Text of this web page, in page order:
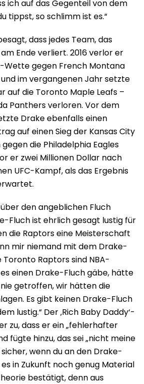
ich auf das Gegenteil von dem
tippst, so schlimm ist es.“
dass jedes Team, das
Ende verliert. 2016 verlor er
Wette gegen French Montana
und im vergangenen Jahr setzte
auf die Toronto Maple Leafs –
Panthers verloren. Vor dem
Drake ebenfalls einen
auf einen Sieg der Kansas City
die Philadelphia Eagles
er zwei Millionen Dollar nach
UFC-Kampf, als das Ergebnis
den angeblichen Fluch
Fluch ist ehrlich gesagt lustig für
die Raptors eine Meisterschaft
mir niemand mit dem Drake-
Toronto Raptors sind NBA-
einen Drake-Fluch gäbe, hätte
getroffen, wir hätten die
Es gibt keinen Drake-Fluch
lustig.“ Der ‚Rich Baby Daddy‘-
zu, dass er ein „fehlerhafter
fügte hinzu, das sei „nicht meine
sicher, wenn du an den Drake-
in Zukunft noch genug Material
bestätigt, denn aus